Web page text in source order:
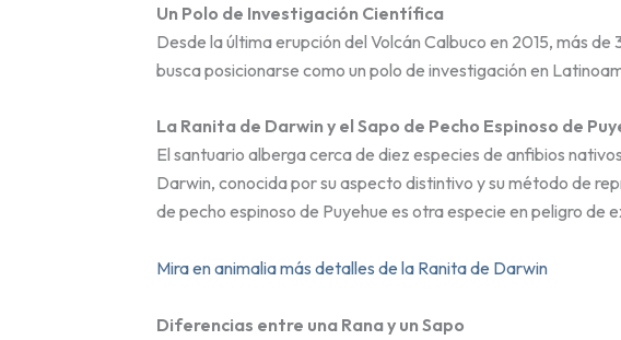
Un Polo de Investigación Científica
Desde la última erupción del Volcán Calbuco en 2015, más
busca posicionarse como un polo de investigación en
La Ranita de Darwin y el Sapo de Pecho Espinoso de
El santuario alberga cerca de diez especies de anfibios
Darwin, conocida por su aspecto distintivo y su método de
de pecho espinoso de Puyehue es otra especie en peligro
Mira en animalia más detalles de la Ranita de Darwin
Diferencias entre una Rana y un Sapo